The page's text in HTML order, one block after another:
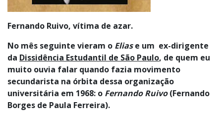
Fernando Ruivo, vítima de azar.
No mês seguinte vieram o Eliase um ex-dirigente
da Dissidência Estudantil de São Paulo, de quem eu
muito ouvia falar quando fazia movimento
secundarista na órbita dessa organização
universitária em 1968: o Fernando Ruivo(Fernando
Borges de Paula Ferreira).